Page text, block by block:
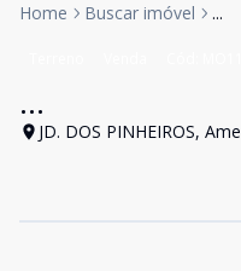
Home Buscar imóvel ...
...
JD. DOS PINHEIROS,